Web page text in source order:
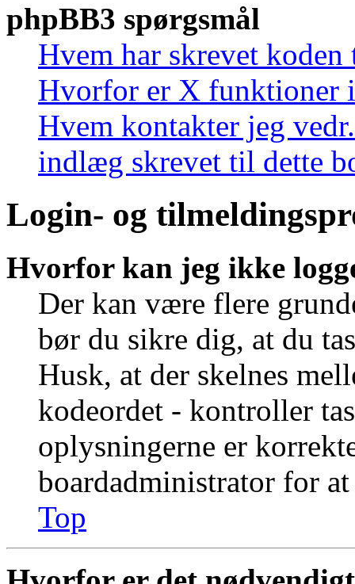
phpBB3 spørgsmål
Hvem har skrevet koden
Hvorfor er X funktioner
Hvem kontakter jeg
indlæg skrevet til dette
Login- og
Hvorfor kan jeg ikke
Der kan være flere
bør du sikre dig, at du
Husk, at der skelnes
kodeordet - kontroller
oplysningerne er
boardadministrator for
Top